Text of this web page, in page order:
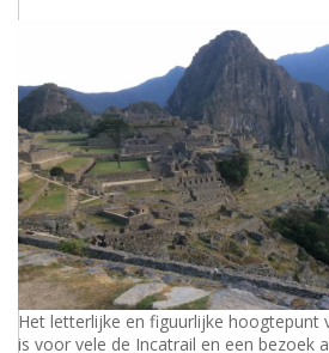
Het letterlijke en figuurlijke hoogtepunt
is voor vele de Incatrail en een bezoek